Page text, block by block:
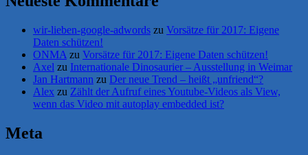
wir-lieben-google-adwords zu Vorsätze für 2017: Eigene
Daten schützen!
ONMA zu Vorsätze für 2017: Eigene Daten schützen!
Axel zu Internationale Dinosaurier – Ausstellung in Weimar
Jan Hartmann zu Der neue Trend – heißt „unfriend“?
Alex zu Zählt der Aufruf eines Youtube-Videos als View,
wenn das Video mit autoplay embedded ist?
Meta